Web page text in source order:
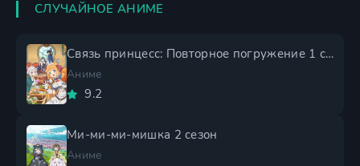
СЛУЧАЙНОЕ АНИМЕ
Связь принцесс: Повторное погружение 1 сезон
Аниме
9.2
Ми-ми-ми-мишка 2 сезон
Аниме